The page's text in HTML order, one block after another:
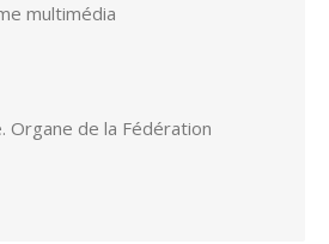
multimédia
Organe de la Fédération